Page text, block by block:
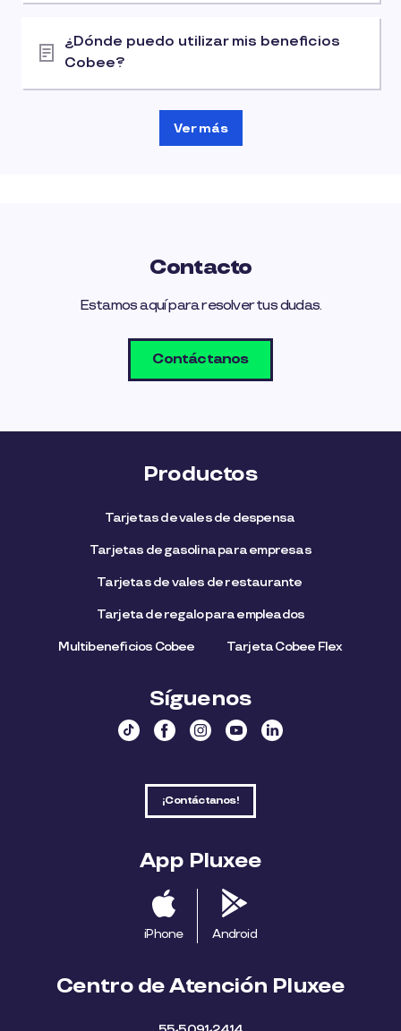
¿Dónde puedo utilizar mis beneficios
Cobee?
Ver más
Contacto
Estamos aquí para resolver tus dudas.
Contáctanos
Productos
Tarjetas de vales de despensa
Tarjetas de gasolina para empresas
Tarjetas de vales de restaurante
Tarjeta de regalo para empleados​
Multibeneficios Cobee Tarjeta Cobee Flex
Síguenos
¡Contáctanos!
App Pluxee
iPhone Android
Centro de Atención Pluxee